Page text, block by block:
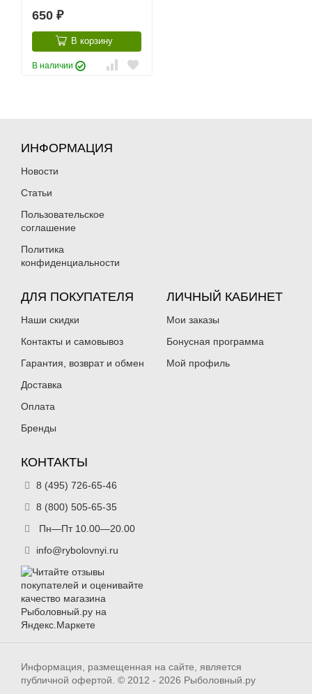
650 ₽
В корзину
В наличии
ИНФОРМАЦИЯ
Новости
Статьи
Пользовательское
соглашение
Политика
конфиденциальности
ДЛЯ ПОКУПАТЕЛЯ
Наши скидки
Контакты и самовывоз
Гарантия, возврат и обмен
Доставка
Оплата
Бренды
ЛИЧНЫЙ КАБИНЕТ
Мои заказы
Бонусная программа
Мой профиль
КОНТАКТЫ
8 (495) 726-65-46
8 (800) 505-65-35
Пн—Пт 10.00—20.00
info@rybolovnyi.ru
Информация, размещенная на сайте, является
публичной офертой. © 2012 - 2026 Рыболовный.ру